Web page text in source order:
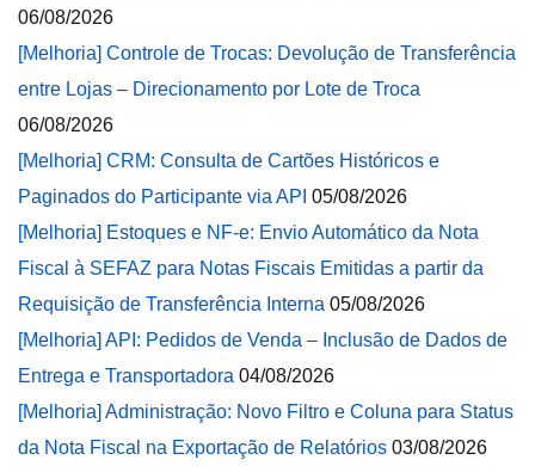
06/08/2026
[Melhoria] Controle de Trocas: Devolução de Transferência
entre Lojas – Direcionamento por Lote de Troca
06/08/2026
[Melhoria] CRM: Consulta de Cartões Históricos e
Paginados do Participante via API 05/08/2026
[Melhoria] Estoques e NF-e: Envio Automático da Nota
Fiscal à SEFAZ para Notas Fiscais Emitidas a partir da
Requisição de Transferência Interna 05/08/2026
[Melhoria] API: Pedidos de Venda – Inclusão de Dados de
Entrega e Transportadora 04/08/2026
[Melhoria] Administração: Novo Filtro e Coluna para Status
da Nota Fiscal na Exportação de Relatórios 03/08/2026